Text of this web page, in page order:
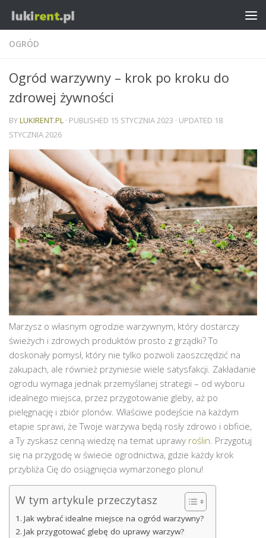
OGRÓD
Ogród warzywny – krok po kroku do
zdrowej żywności
BYLUKIRENT.PL · PUBLISHED 15 STYCZNIA 2023 · UPDATED 18
STYCZNIA 2026
Marzysz o własnym ogrodzie warzywnym, który dostarczy
świeżych i zdrowych produktów prosto z grządki? To
doskonały pomysł, który nie tylko pozwoli zaoszczędzić na
zakupach, ale również przyniesie wiele satysfakcji. Zakładanie
ogrodu wymaga jednak przemyślanej strategii – od wyboru
idealnego miejsca, przez przygotowanie gleby, aż po
pielęgnację i zbiór plonów. Właściwe podejście na każdym
etapie sprawi, że Twoje warzywa będą rosły zdrowo i obficie,
a Ty zyskasz cenną wiedzę na temat uprawy roślin . Przygotuj
się na przygodę w świecie ogrodnictwa, gdzie każdy krok
przybliża Cię do osiągnięcia wymarzonego plonu!
W tym artykule przeczytasz
Jak wybrać idealne miejsce na ogród warzywny?
Jak przygotować glebę do uprawy warzyw?